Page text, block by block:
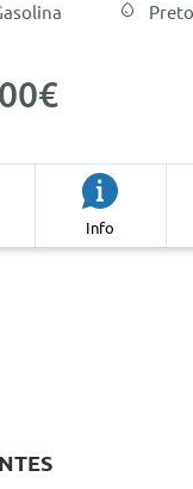
Preto
Info